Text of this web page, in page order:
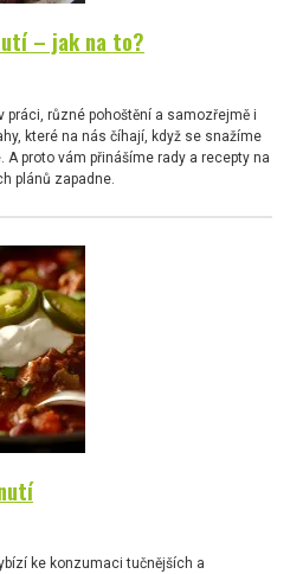
– jak na to?
práci, různé pohoštění a samozřejmě i
které na nás číhají, když se snažíme
proto vám přinášíme rady a recepty na
plánů zapadne.
ke konzumaci tučnějších a